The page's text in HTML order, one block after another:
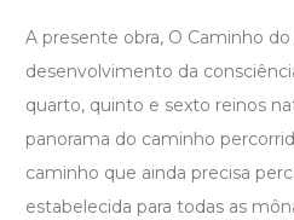
A presente obra, O Caminho
desenvolvimento da
quarto, quinto e sexto reinos
panorama do caminho
caminho que ainda precisa
estabelecida para todas as